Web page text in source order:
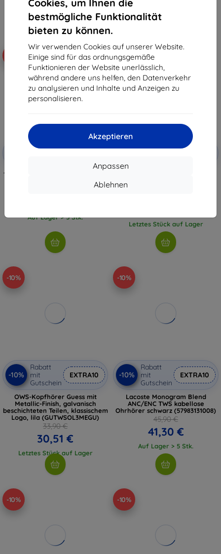
Cookies, um Ihnen die
bestmögliche Funktionalität
bieten zu können.
Wir verwenden Cookies auf unserer Website.
Einige sind für das ordnungsgemäße
Funktionieren der Website unerlässlich,
während andere uns helfen, den Datenverkehr
zu analysieren und Inhalte und Anzeigen zu
personalisieren.
Akzeptieren
Anpassen
Ablehnen
Neu
Rabatt
Tactical StrikePods Bug 2.0 Arctic
Auf Lager > 5 Stk.
-10%
Letztes Stück auf Lager
-10%
-10%
Rabatt
mit
Gutschein
EXTRA10
OWS-Kopfhörer Guess mit
Metallic-Finish, galvanisch
beschichteten Teilen, klassischem
Logo, lila (GUTWSOL3MEGU)
33,90 €
30,51 €
Letztes Stück auf Lager
-10%
-10%
Rabatt
mit
Gutschein
EXTRA10
Lacoste Monogram Blend
ANC/ENC TWS kabellose
Ohrhörer schwarz (57983131008)
45,90 €
41,30 €
Auf Lager > 5 Stk.
-10% -10%